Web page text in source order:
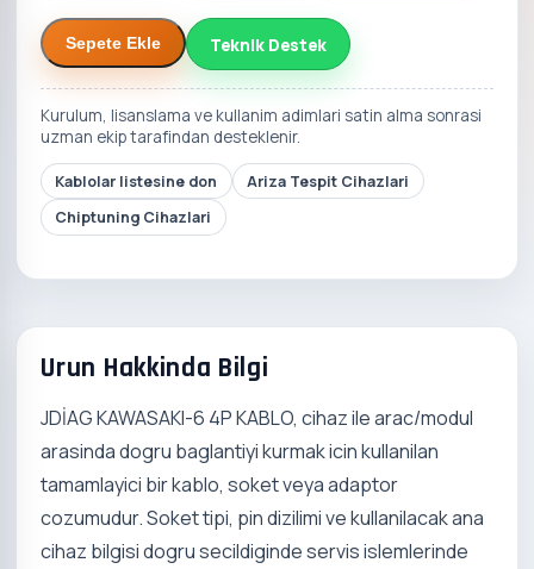
Sepete Ekle Teknik Destek
Kurulum, lisanslama ve kullanim adimlari satin alma sonrasi
uzman ekip tarafindan desteklenir.
Kablolar listesine don
Ariza Tespit Cihazlari
Chiptuning Cihazlari
Urun Hakkinda Bilgi
JDİAG KAWASAKI-6 4P KABLO, cihaz ile arac/modul
arasinda dogru baglantiyi kurmak icin kullanilan
tamamlayici bir kablo, soket veya adaptor
cozumudur. Soket tipi, pin dizilimi ve kullanilacak ana
cihaz bilgisi dogru secildiginde servis islemlerinde